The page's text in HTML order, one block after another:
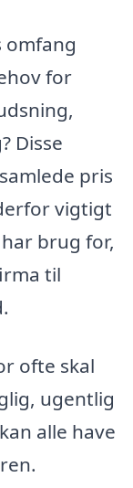
omfang
for
Disse
pris
vigtigt
brug for,
til
ofte skal
ugentlig
alle have